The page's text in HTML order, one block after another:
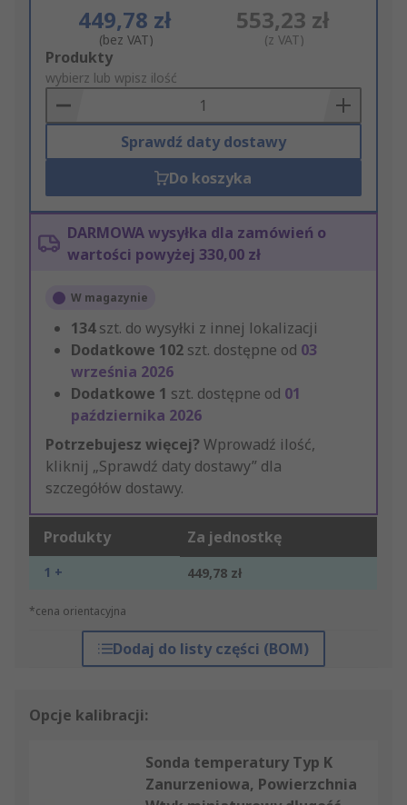
449,78 zł
(bez VAT)
553,23 zł
(z VAT)
Add
to
Basket
Produkty
wybierz lub wpisz ilość
Sprawdź daty dostawy
Do koszyka
DARMOWA wysyłka dla zamówień o
wartości powyżej 330,00 zł
W magazynie
134szt. do wysyłki z innej lokalizacji
Dodatkowe 102 szt. dostępne od 03
września 2026
Dodatkowe 1 szt. dostępne od 01
października 2026
Potrzebujesz więcej? Wprowadź ilość,
kliknij „Sprawdź daty dostawy” dla
szczegółów dostawy.
Produkty Za jednostkę
1 + 449,78 zł
*cena orientacyjna
Dodaj do listy części (BOM)
Opcje kalibracji:
Sonda temperatury Typ K
Zanurzeniowa, Powierzchnia